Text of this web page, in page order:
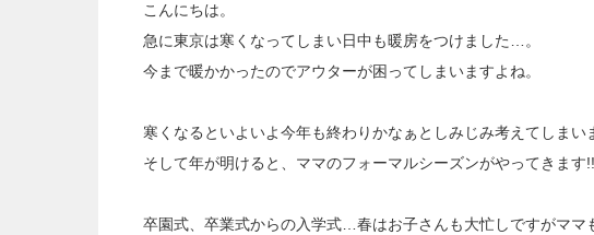
こんにちは。
急に東京は寒くなってしまい日中も暖房をつけました…。
今まで暖かかったのでアウターが困ってしまいますよね。
寒くなるといよいよ今年も終わりかなぁとしみじみ考えてしまい
そして年が明けると、ママのフォーマルシーズンがやってきます!!
卒園式、卒業式からの入学式…春はお子さんも大忙しですがママ